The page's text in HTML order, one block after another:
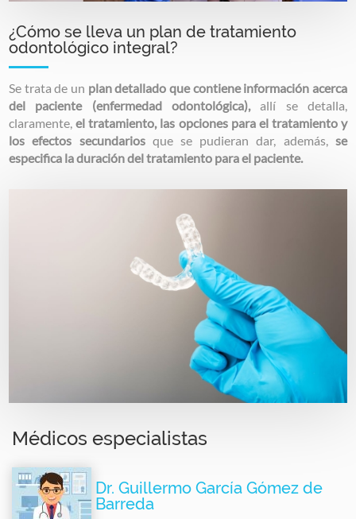
¿Cómo se lleva un plan de tratamiento
odontológico integral?
Se trata de un plan detallado que contiene información acerca
del paciente (enfermedad odontológica),allí se detalla,
claramente,el tratamiento, las opciones para el tratamiento y
los efectos secundariosque se pudieran dar, además, se
especifica la duración del tratamiento para el paciente.
Médicos especialistas
Dr. Guillermo García Gómez de
Barreda